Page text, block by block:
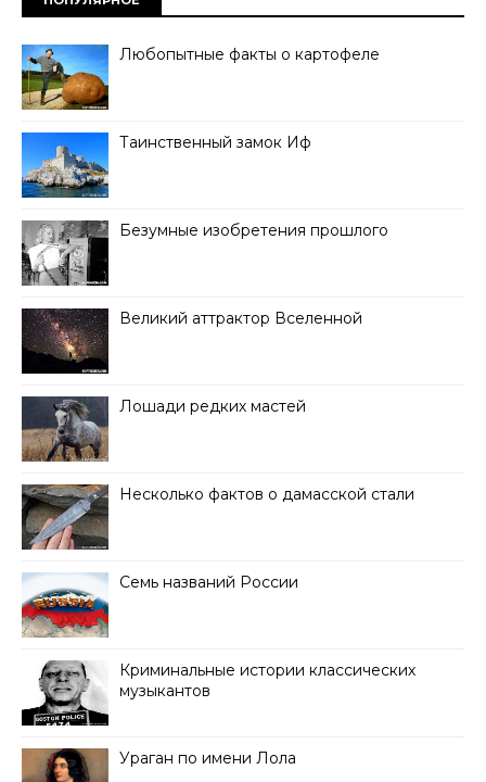
Любопытные факты о картофеле
Таинственный замок Иф
Безумные изобретения прошлого
Великий аттрактор Вселенной
Лошади редких мастей
Несколько фактов о дамасской стали
Семь названий России
Криминальные истории классических
музыкантов
Ураган по имени Лола